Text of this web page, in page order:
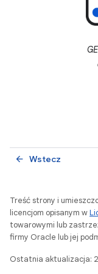
Wstecz
arrow_back
Treść strony i
licencjom opisanym w
towarowymi lub
firmy Oracle lub jej
Ostatnia aktualizacja: